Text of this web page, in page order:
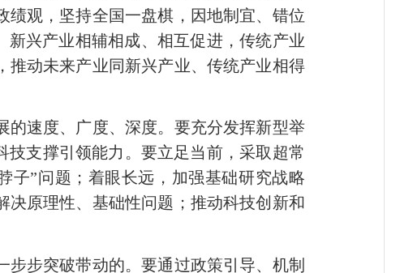
观，坚持全国一盘棋，因地制宜、错位
新兴产业相辅相成、相互促进，传统产业
推动未来产业同新兴产业、传统产业相得
的速度、广度、深度。要充分发挥新型举
技支撑引领能力。要立足当前，采取超常
子”问题；着眼长远，加强基础研究战略
原理性、基础性问题；推动科技创新和
步突破带动的。要通过政策引导、机制